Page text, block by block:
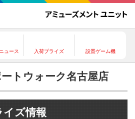
ュース 入荷プライズ 設置ゲーム機
トウォーク名古屋店
イズ情報